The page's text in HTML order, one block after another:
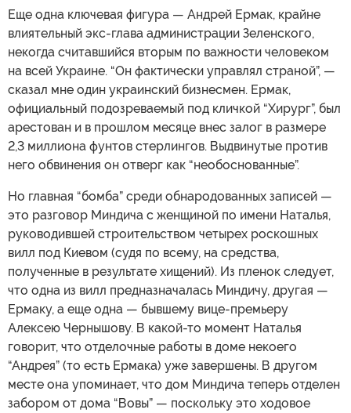
Еще одна ключевая фигура — Андрей Ермак, крайне
влиятельный экс-глава администрации Зеленского,
некогда считавшийся вторым по важности человеком
на всей Украине. “Он фактически управлял страной”, —
сказал мне один украинский бизнесмен. Ермак,
официальный подозреваемый под кличкой “Хирург”, был
арестован и в прошлом месяце внес залог в размере
2,3 миллиона фунтов стерлингов. Выдвинутые против
него обвинения он отверг как “необоснованные”.
Но главная “бомба” среди обнародованных записей —
это разговор Миндича с женщиной по имени Наталья,
руководившей строительством четырех роскошных
вилл под Киевом (судя по всему, на средства,
полученные в результате хищений). Из пленок следует,
что одна из вилл предназначалась Миндичу, другая —
Ермаку, а еще одна — бывшему вице-премьеру
Алексею Чернышову. В какой-то момент Наталья
говорит, что отделочные работы в доме некоего
“Андрея” (то есть Ермака) уже завершены. В другом
месте она упоминает, что дом Миндича теперь отделен
забором от дома “Вовы” — поскольку это ходовое